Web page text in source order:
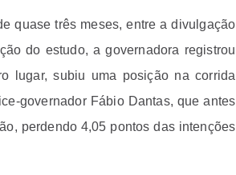
quase três meses, entre a divulgação
do estudo, a governadora registrou
lugar, subiu uma posição na corrida
governador Fábio Dantas, que antes
perdendo 4,05 pontos das intenções